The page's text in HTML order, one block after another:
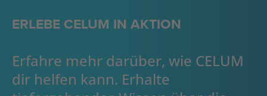
ERLEBE CELUM IN AKTION
Erfahre mehr darüber, wie CELUM
dir helfen kann. Erhalte